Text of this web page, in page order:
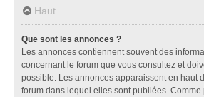
Haut
Que sont les annonces ?
Les annonces contiennent souvent des
concernant le forum que vous consultez et
possible. Les annonces apparaissent en haut
forum dans lequel elles sont publiées.